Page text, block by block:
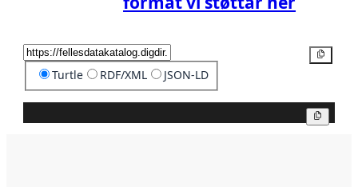
Turtle RDF/XML JSON-LD